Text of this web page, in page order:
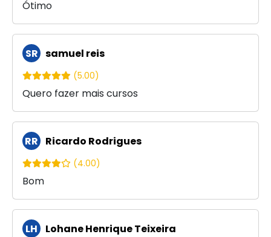
Ótimo
SR samuel reis
(5.00)
Quero fazer mais cursos
RR Ricardo Rodrigues
(4.00)
Bom
LH Lohane Henrique Teixeira